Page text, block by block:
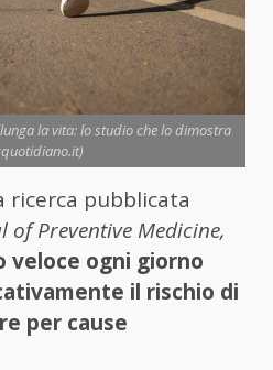
la vita: lo studio che lo dimostra
ricerca pubblicata
of Preventive Medicine,
veloce ogni giorno
il rischio di
per cause